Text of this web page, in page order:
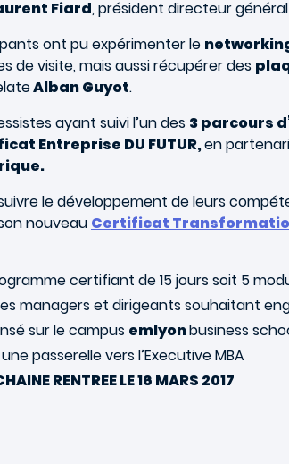
Fiard, président directeur
ont pu expérimenter le
de visite, mais aussi récupérer des
Alban Guyot.
ayant suivi l’un des 3 parcours
Entreprise DU FUTUR,en
le développement de leurs
nouveau Certificat
certifiant de 15 jours soit 5
managers et dirigeants souhaitant
sur le campus emlyonbusiness
passerelle vers l’Executive MBA
RENTREE LE 16 MARS 2017